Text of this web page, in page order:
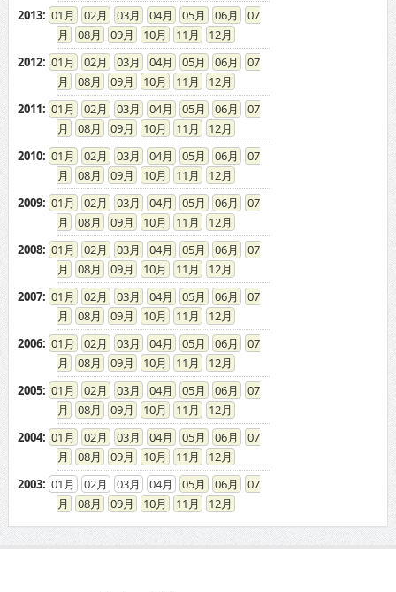
2013: 01 02 03 04 05 06
07
08
09 10 11
12
2012: 01 02 03 04 05 06
07
08
09 10 11
12
2011: 01 02 03 04 05 06
07
08
09 10 11
12
2010: 01 02 03 04 05 06
07
08
09 10 11
12
2009: 01 02 03 04 05 06
07
08
09 10 11
12
2008: 01 02 03 04 05 06
07
08
09 10 11
12
2007: 01 02 03 04 05 06
07
08
09 10 11
12
2006: 01 02 03 04 05 06
07
08
09 10 11
12
2005: 01 02 03 04 05 06
07
08
09 10 11
12
2004: 01 02 03 04 05 06
07
08
09 10 11
12
2003: 01 02 03 04 05 06
07
08
09 10 11 12